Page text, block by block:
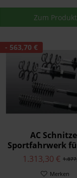
Zum Produkt
- 563,70 €
AC
Sportfahrwerk
4er F32
1.313,30 €
Merken